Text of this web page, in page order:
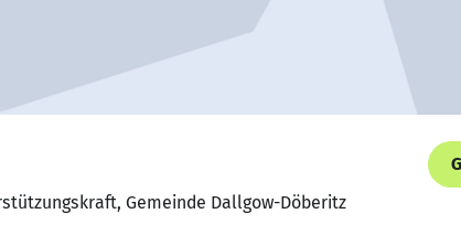
Gemeinde Dallgow-Döberitz